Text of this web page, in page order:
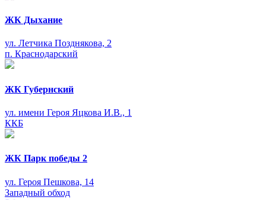
ЖК Дыхание
ул. Летчика Позднякова, 2
п. Краснодарский
ЖК Губернский
ул. имени Героя Яцкова И.В., 1
ККБ
ЖК Парк победы 2
ул. Героя Пешкова, 14
Западный обход